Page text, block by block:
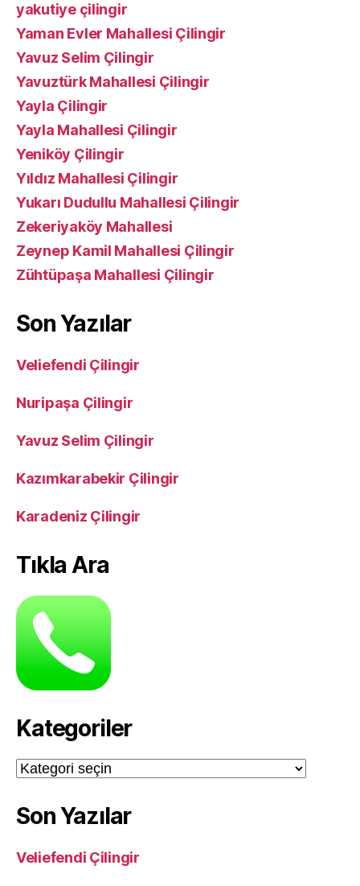
yakutiye çilingir
Yaman Evler Mahallesi Çilingir
Yavuz Selim Çilingir
Yavuztürk Mahallesi Çilingir
Yayla Çilingir
Yayla Mahallesi Çilingir
Yeniköy Çilingir
Yıldız Mahallesi Çilingir
Yukarı Dudullu Mahallesi Çilingir
Zekeriyaköy Mahallesi
Zeynep Kamil Mahallesi Çilingir
Zühtüpaşa Mahallesi Çilingir
Son Yazılar
Veliefendi Çilingir
Nuripaşa Çilingir
Yavuz Selim Çilingir
Kazımkarabekir Çilingir
Karadeniz Çilingir
Tıkla Ara
Kategoriler
Kategoriler
Son Yazılar
Veliefendi Çilingir